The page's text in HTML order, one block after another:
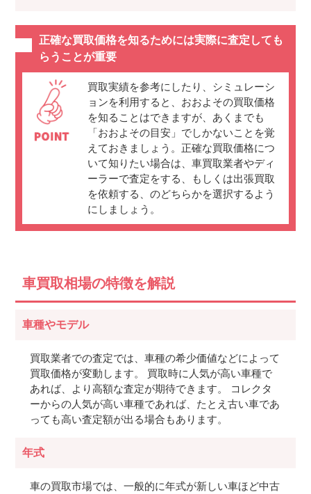
正確な買取価格を知るためには実際に査定しても
らうことが重要
買取実績を参考にしたり、シミュレーシ
ョンを利用すると、おおよその買取価格
を知ることはできますが、あくまでも
「おおよその目安」でしかないことを覚
えておきましょう。正確な買取価格につ
いて知りたい場合は、車買取業者やディ
ーラーで査定をする、もしくは出張買取
を依頼する、のどちらかを選択するよう
にしましょう。
車買取相場の特徴を解説
車種やモデル
買取業者での査定では、車種の希少価値などによって
買取価格が変動します。 買取時に人気が高い車種で
あれば、より高額な査定が期待できます。 コレクタ
ーからの人気が高い車種であれば、たとえ古い車であ
っても高い査定額が出る場合もあります。
年式
車の買取市場では、一般的に年式が新しい車ほど中古